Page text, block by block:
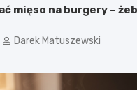
mięso na burgery –
Darek Matuszewski